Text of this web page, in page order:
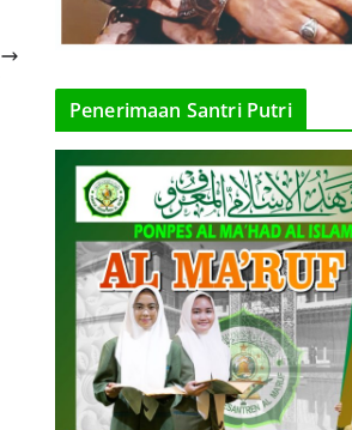
Penerimaan Santri Putri